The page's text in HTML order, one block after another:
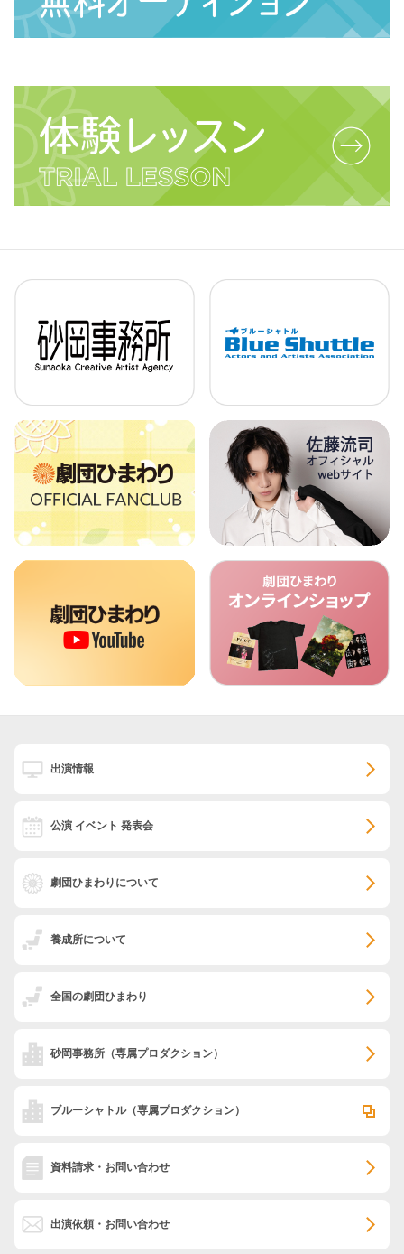
出演情報
公演 イベント 発表会
劇団ひまわりについて
養成所について
全国の劇団ひまわり
砂岡事務所 （専属プロダクション）
ブルーシャトル（専属プロダクション）
資料請求・お問い合わせ
出演依頼・お問い合わせ